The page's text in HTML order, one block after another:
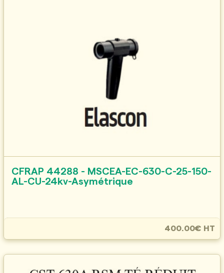
CFRAP 44288 - MSCEA-EC-630-C-25-150-
AL-CU-24kv-Asymétrique
400.00€ HT